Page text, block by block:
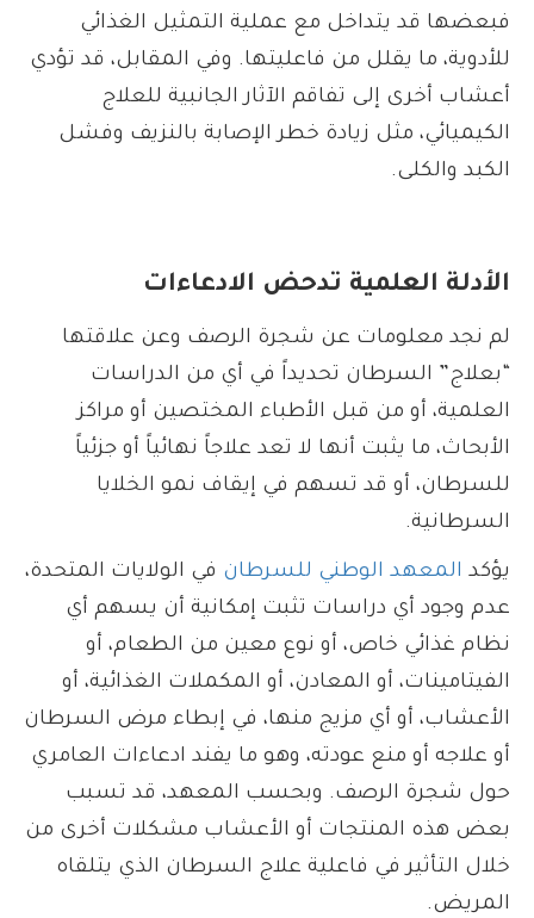
فبعضها قد يتداخل مع عملية التمثيل الغذائي
للأدوية، ما يقلل من فاعليتها. وفي المقابل، قد تؤدي
أعشاب أخرى إلى تفاقم الآثار الجانبية للعلاج
الكيميائي، مثل زيادة خطر الإصابة بالنزيف وفشل
الكبد والكلى.
الأدلة العلمية تدحض الادعاءات
لم نجد معلومات عن شجرة الرصف وعن علاقتها
“بعلاج” السرطان تحديداً في أي من الدراسات
العلمية، أو من قبل الأطباء المختصين أو مراكز
الأبحاث، ما يثبت أنها لا تعد علاجاً نهائياً أو جزئياً
للسرطان، أو قد تسهم في إيقاف نمو الخلايا
السرطانية.
يؤكد المعهد الوطني للسرطان في الولايات المتحدة،
عدم وجود أي دراسات تثبت إمكانية أن يسهم أي
نظام غذائي خاص، أو نوع معين من الطعام، أو
الفيتامينات، أو المعادن، أو المكملات الغذائية، أو
الأعشاب، أو أي مزيج منها، في إبطاء مرض السرطان
أو علاجه أو منع عودته، وهو ما يفند ادعاءات العامري
حول شجرة الرصف. وبحسب المعهد، قد تسبب
بعض هذه المنتجات أو الأعشاب مشكلات أخرى من
خلال التأثير في فاعلية علاج السرطان الذي يتلقاه
المريض.